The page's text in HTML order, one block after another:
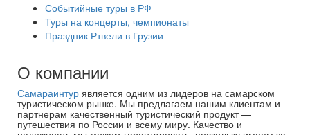
Событийные туры в РФ
Туры на концерты, чемпионаты
Праздник Ртвели в Грузии
О компании
Самараинтур является одним из лидеров на самарском
туристическом рынке. Мы предлагаем нашим клиентам и
партнерам качественный туристический продукт —
путешествия по России и всему миру. Качество и